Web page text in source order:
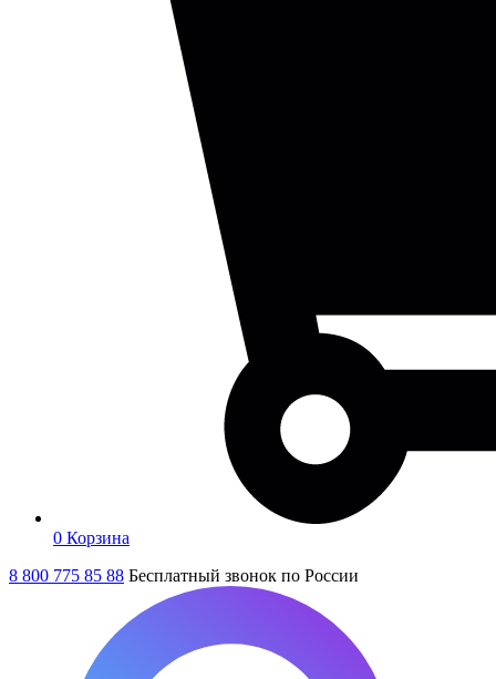
0 Корзина
8 800 775 85 88 Бесплатный звонок по России